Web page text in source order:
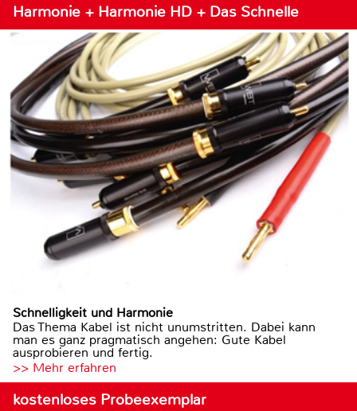
Harmonie + Harmonie HD + Das Schnelle
Schnelligkeit und Harmonie
Das Thema Kabel ist nicht unumstritten. Dabei kann
man es ganz pragmatisch angehen: Gute Kabel
ausprobieren und fertig.
>> Mehr erfahren
kostenloses Probeexemplar